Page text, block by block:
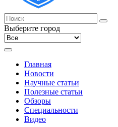
Выберите город
Главная
Новости
Научные статьи
Полезные статьи
Обзоры
Специальности
Видео